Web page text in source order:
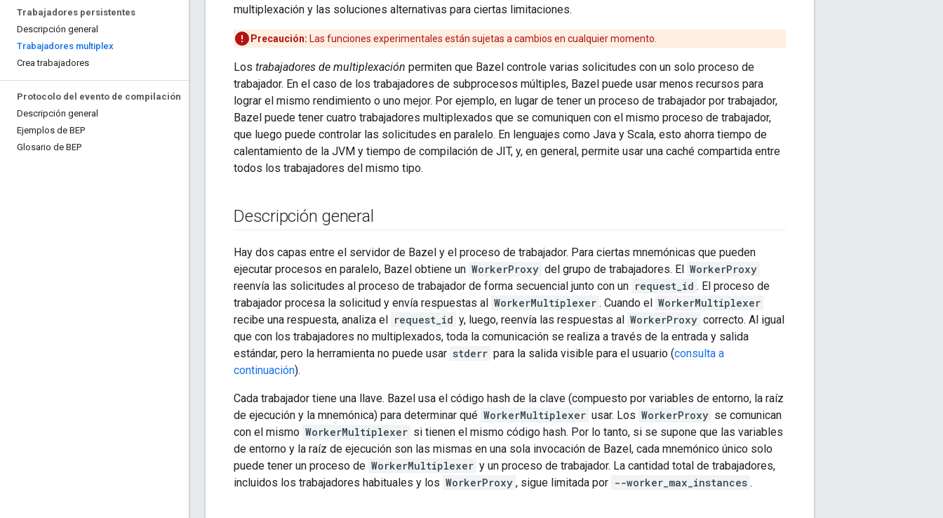
Trabajadores persistentes
Descripción general
Trabajadores multiplex
Crea trabajadores
Protocolo del evento de compilación
Descripción general
Ejemplos de BEP
Glosario de BEP
multiplexación y las soluciones alternativas para ciertas limitaciones.
Precaución: Las funciones experimentales están sujetas a cambios en cualquier momento.
Los trabajadores de multiplexación permiten que Bazel controle varias solicitudes con un solo proceso de
trabajador. En el caso de los trabajadores de subprocesos múltiples, Bazel puede usar menos recursos para
lograr el mismo rendimiento o uno mejor. Por ejemplo, en lugar de tener un proceso de trabajador por trabajador,
Bazel puede tener cuatro trabajadores multiplexados que se comuniquen con el mismo proceso de trabajador,
que luego puede controlar las solicitudes en paralelo. En lenguajes como Java y Scala, esto ahorra tiempo de
calentamiento de la JVM y tiempo de compilación de JIT, y, en general, permite usar una caché compartida entre
todos los trabajadores del mismo tipo.
Descripción general
Hay dos capas entre el servidor de Bazel y el proceso de trabajador. Para ciertas mnemónicas que pueden
ejecutar procesos en paralelo, Bazel obtiene un WorkerProxy del grupo de trabajadores. El WorkerProxy
reenvía las solicitudes al proceso de trabajador de forma secuencial junto con un request_id . El proceso de
trabajador procesa la solicitud y envía respuestas al WorkerMultiplexer . Cuando el WorkerMultiplexer
recibe una respuesta, analiza el request_id y, luego, reenvía las respuestas al WorkerProxy correcto. Al igual
que con los trabajadores no multiplexados, toda la comunicación se realiza a través de la entrada y salida
estándar, pero la herramienta no puede usar stderr para la salida visible para el usuario (consulta a
continuación).
Cada trabajador tiene una llave. Bazel usa el código hash de la clave (compuesto por variables de entorno, la raíz
de ejecución y la mnemónica) para determinar qué WorkerMultiplexer usar. Los WorkerProxy se comunican
con el mismo WorkerMultiplexer si tienen el mismo código hash. Por lo tanto, si se supone que las variables
de entorno y la raíz de ejecución son las mismas en una sola invocación de Bazel, cada mnemónico único solo
puede tener un proceso de WorkerMultiplexer y un proceso de trabajador. La cantidad total de trabajadores,
incluidos los trabajadores habituales y los WorkerProxy , sigue limitada por --worker_max_instances .